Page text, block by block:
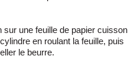
une feuille de papier cuisson
en roulant la feuille, puis
le beurre.